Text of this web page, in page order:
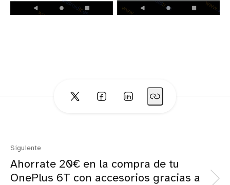
Siguiente
Ahorrate 20€ en la compra de tu
OnePlus 6T con accesorios gracias a